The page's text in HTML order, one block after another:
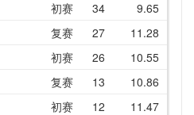
初赛 34 9.65
复赛 27 11.28
初赛
26 10.55
复赛 13 10.86
初赛
12 11.47